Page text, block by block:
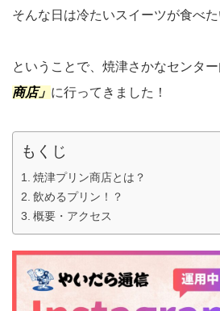
そんな日は冷たいスイーツが食べ
ということで、焼津さかなセンタ
商店」 に行ってきました！
もくじ
焼津プリン商店とは？
飲めるプリン！？
概要・アクセス